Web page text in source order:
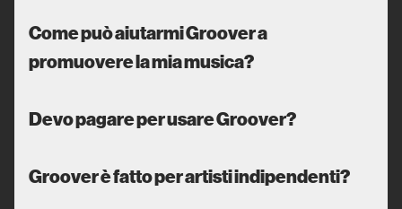
Come può aiutarmi Groover a
promuovere la mia musica?
Devo pagare per usare Groover?
Groover è fatto per artisti indipendenti?